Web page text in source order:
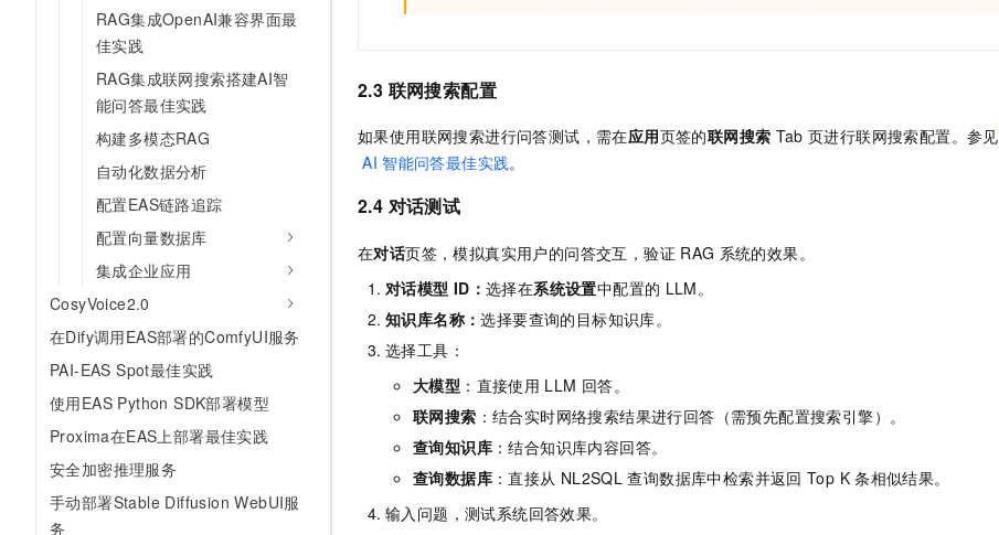
RAG集成OpenAI兼容界面最
佳实践
RAG集成联网搜索搭建AI智
能问答最佳实践
构建多模态RAG
自动化数据分析
配置EAS链路追踪
配置向量数据库
集成企业应用
CosyVoice2.0
在Dify调用EAS部署的ComfyUI服务
PAI-EAS Spot最佳实践
使用EAS Python SDK部署模型
Proxima在EAS上部署最佳实践
安全加密推理服务
手动部署Stable Diffusion WebUI服
务
2.3 联网搜索配置
如果使用联网搜索进行问答测试，需在应用页签的联网搜索 Tab 页进行联网搜索配置。参见
AI 智能问答最佳实践。
2.4 对话测试
在对话页签，模拟真实用户的问答交互，验证 RAG 系统的效果。
对话模型 ID： 选择在系统设置中配置的 LLM。
知识库名称：选择要查询的目标知识库。
选择工具：
大模型 ：直接使用 LLM 回答。
联网搜索 ：结合实时网络搜索结果进行回答（需预先配置搜索引擎）。
查询知识库 ：结合知识库内容回答。
查询数据库 ：直接从 NL2SQL 查询数据库中检索并返回 Top K 条相似结果。
输入问题，测试系统回答效果。